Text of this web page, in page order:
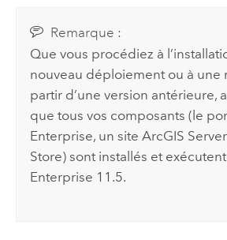
Remarque :
Que vous procédiez à
nouveau déploiement ou à une
partir d’une version antérieure,
que tous vos composants (le
Enterprise, un siteArcGIS Server
Store) sont installés et
Enterprise 11.5.